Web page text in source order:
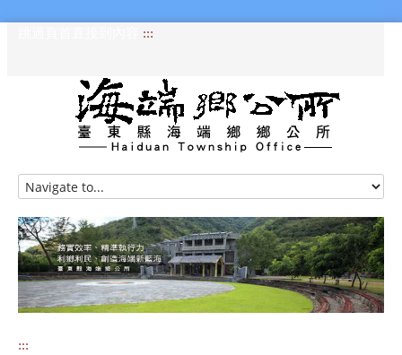
:::
HOME
訊息專區
認識海端
公所介紹
:::